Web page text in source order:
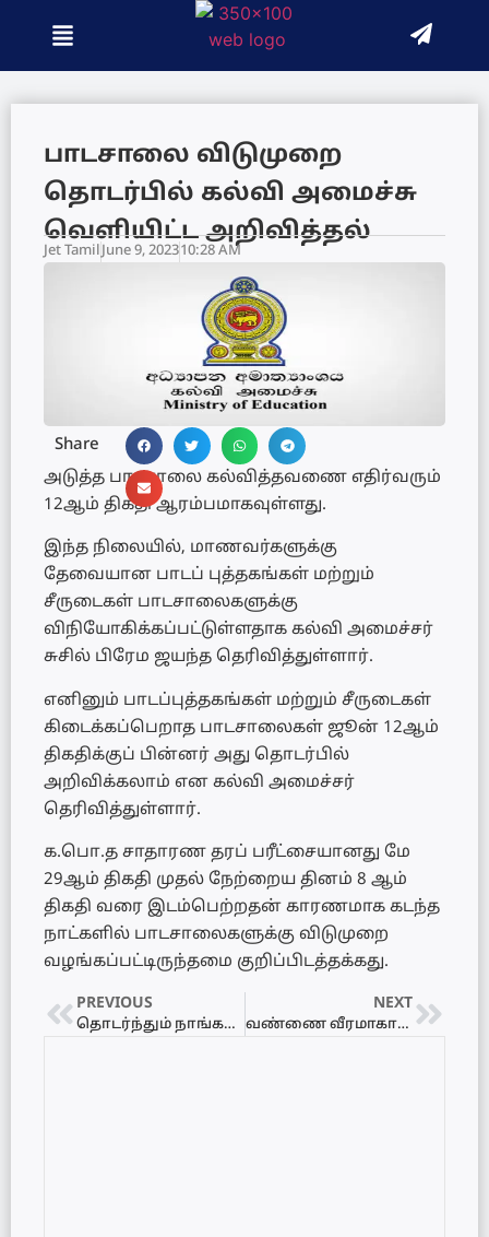
பாடசாலை விடுமுறை
தொடர்பில் கல்வி அமைச்சு
வெளியிட்ட அறிவித்தல்
Jet Tamil June 9, 202310:28 AM
Share
அடுத்த பாடசாலை கல்வித்தவணை எதிர்வரும்
12ஆம் திகதி ஆரம்பமாகவுள்ளது.
இந்த நிலையில், மாணவர்களுக்கு
தேவையான பாடப் புத்தகங்கள் மற்றும்
சீருடைகள் பாடசாலைகளுக்கு
விநியோகிக்கப்பட்டுள்ளதாக கல்வி அமைச்சர்
சுசில் பிரேம ஜயந்த தெரிவித்துள்ளார்.
எனினும் பாடப்புத்தகங்கள் மற்றும் சீருடைகள்
கிடைக்கப்பெறாத பாடசாலைகள் ஜூன் 12ஆம்
திகதிக்குப் பின்னர் அது தொடர்பில்
அறிவிக்கலாம் என கல்வி அமைச்சர்
தெரிவித்துள்ளார்.
க.பொ.த சாதாரண தரப் பரீட்சையானது மே
29ஆம் திகதி முதல் நேற்றைய தினம் 8 ஆம்
திகதி வரை இடம்பெற்றதன் காரணமாக கடந்த
நாட்களில் பாடசாலைகளுக்கு விடுமுறை
வழங்கப்பட்டிருந்தமை குறிப்பிடத்தக்கது.
PREVIOUS
தொடர்ந்தும் நாங்கள் ஏமாற முடியாது – ரணிலை நேரில் சந்தித்து தமிழ் அரசுக் கட்சி தெரிவிப்பு
NEXT
வண்ணை வீரமாகாளி அம்மன் தேவஸ்தான கொடியேற்றம் – Video